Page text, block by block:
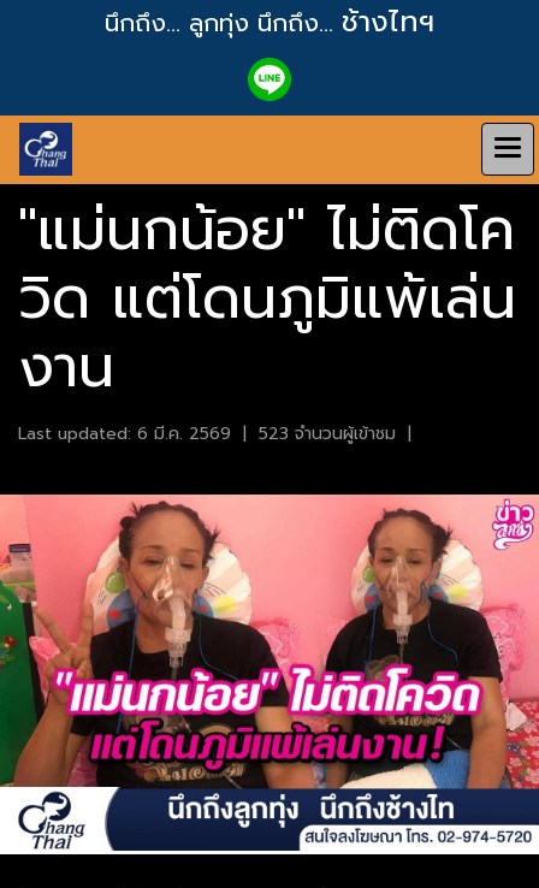
นึกถึง... ลูกทุ่ง นึกถึง... ช้างไทฯ
"แม่นกน้อย" ไม่ติดโค
วิด แต่โดนภูมิแพ้เล่น
งาน
Last updated: 6 มี.ค. 2569 | 523 จำนวนผู้เข้าชม |